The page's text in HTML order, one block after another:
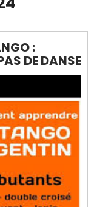
:
DE DANSE